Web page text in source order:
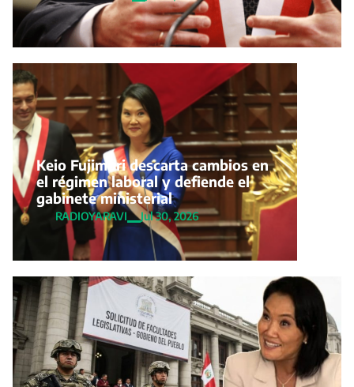
Keio Fujimori descarta cambios en
el régimen laboral y defiende el
gabinete ministerial
RADIOYARAVI Jul 30, 2026